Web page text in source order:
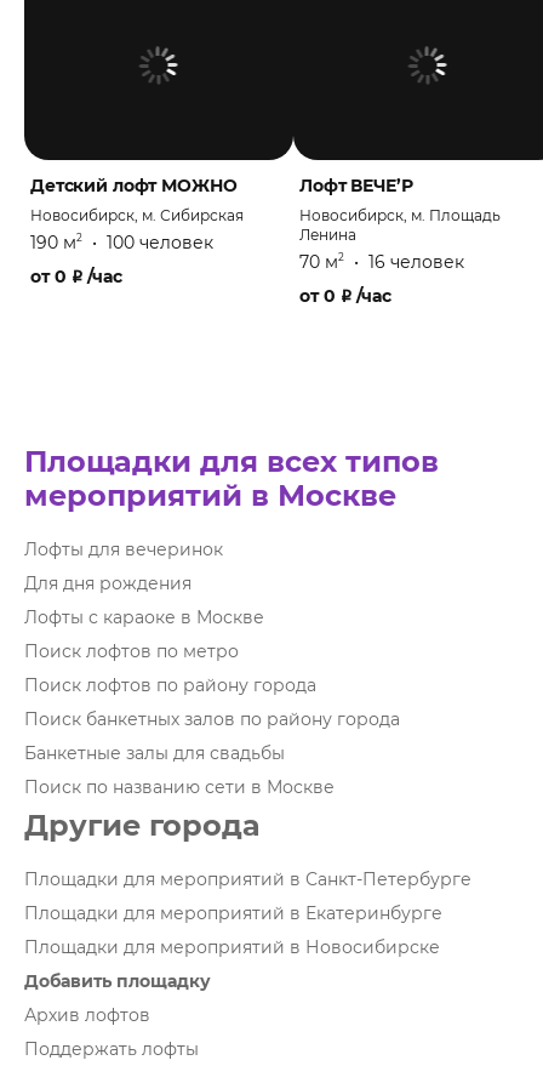
Детский лофт МОЖНО
Новосибирск, м. Сибирская
190 м2 • 100 человек
от0 ₽ /час
Лофт ВЕЧЕ’Р
Новосибирск, м. Площадь
Ленина
70 м2 • 16 человек
от0 ₽ /час
Площадки для всех типов
мероприятий в Москве
Лофты для вечеринок
Для дня рождения
Лофты с караоке в Москве
Поиск лофтов по метро
Поиск лофтов по району города
Поиск банкетных залов по району города
Банкетные залы для свадьбы
Поиск по названию сети в Москве
Другие города
Площадки для мероприятий в Санкт-Петербурге
Площадки для мероприятий в Екатеринбурге
Площадки для мероприятий в Новосибирске
Добавить площадку
Архив лофтов
Поддержать лофты